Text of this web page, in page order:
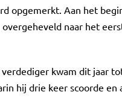
opgemerkt. Aan het
naar het
kwam dit jaar
hij drie keer scoorde en